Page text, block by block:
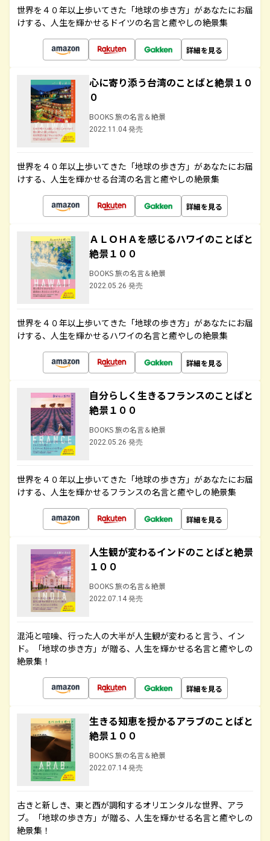
世界を４０年以上歩いてきた「地球の歩き方」があなたにお届
けする、人生を輝かせるドイツの名言と癒やしの絶景集
詳細を見る
心に寄り添う台湾のことばと絶景１０
０
BOOKS 旅の名言＆絶景
2022.11.04 発売
世界を４０年以上歩いてきた「地球の歩き方」があなたにお届
けする、人生を輝かせる台湾の名言と癒やしの絶景集
詳細を見る
ＡＬＯＨＡを感じるハワイのことばと
絶景１００
BOOKS 旅の名言＆絶景
2022.05.26 発売
世界を４０年以上歩いてきた「地球の歩き方」があなたにお届
けする、人生を輝かせるハワイの名言と癒やしの絶景集
詳細を見る
自分らしく生きるフランスのことばと
絶景１００
BOOKS 旅の名言＆絶景
2022.05.26 発売
世界を４０年以上歩いてきた「地球の歩き方」があなたにお届
けする、人生を輝かせるフランスの名言と癒やしの絶景集
詳細を見る
人生観が変わるインドのことばと絶景
１００
BOOKS 旅の名言＆絶景
2022.07.14 発売
混沌と喧噪、行った人の大半が人生観が変わると言う、イン
ド。「地球の歩き方」が贈る、人生を輝かせる名言と癒やしの
絶景集！
詳細を見る
生きる知恵を授かるアラブのことばと
絶景１００
BOOKS 旅の名言＆絶景
2022.07.14 発売
古きと新しき、東と西が調和するオリエンタルな世界、アラ
ブ。「地球の歩き方」が贈る、人生を輝かせる名言と癒やしの
絶景集！